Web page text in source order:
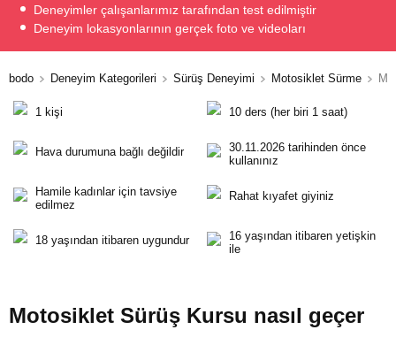
Deneyimler çalışanlarımız tarafından test edilmiştir
Deneyim lokasyonlarının gerçek foto ve videoları
bodo Deneyim Kategorileri Sürüş Deneyimi Motosiklet Sürme
1 kişi 10 ders (her biri 1 saat)
Hava durumuna bağlı değildir
30.11.2026 tarihinden önce
kullanınız
Hamile kadınlar için tavsiye
edilmez
Rahat kıyafet giyiniz
18 yaşından itibaren uygundur
16 yaşından itibaren yetişkin
ile
Motosiklet Sürüş Kursu nasıl geçer